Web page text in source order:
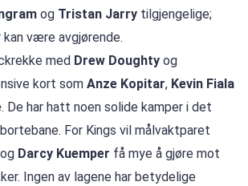
og Tristan Jarry tilgjengelige;
være avgjørende.
med Drew Doughty og
kort som Anze Kopitar, Kevin Fiala
. De har hatt noen solide kamper i det
For Kings vil målvaktparet
og Darcy Kuemper få mye å gjøre mot
Ingen av lagene har betydelige